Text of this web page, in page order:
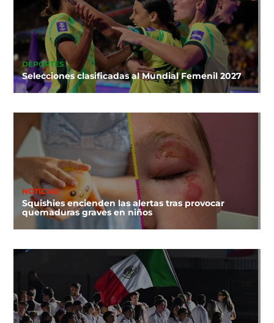
DEPORTES
Selecciones clasificadas al Mundial Femenil 2027
NOTICIAS
Squishies encienden las alertas tras provocar
quemaduras graves en niños